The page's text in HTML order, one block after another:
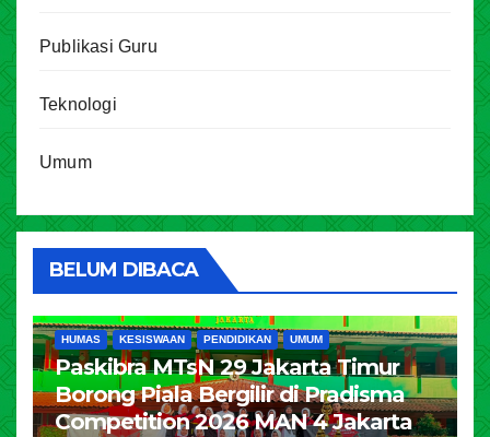
Publikasi Guru
Teknologi
Umum
BELUM DIBACA
HUMAS KESISWAAN PENDIDIKAN UMUM
Paskibra MTsN 29 Jakarta Timur
Borong Piala Bergilir di Pradisma
Competition 2026 MAN 4 Jakarta